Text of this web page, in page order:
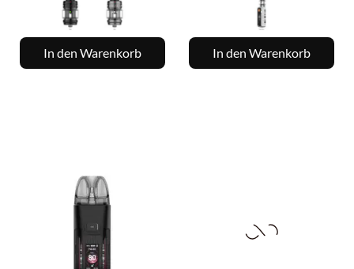
In den Warenkorb In den Warenkorb